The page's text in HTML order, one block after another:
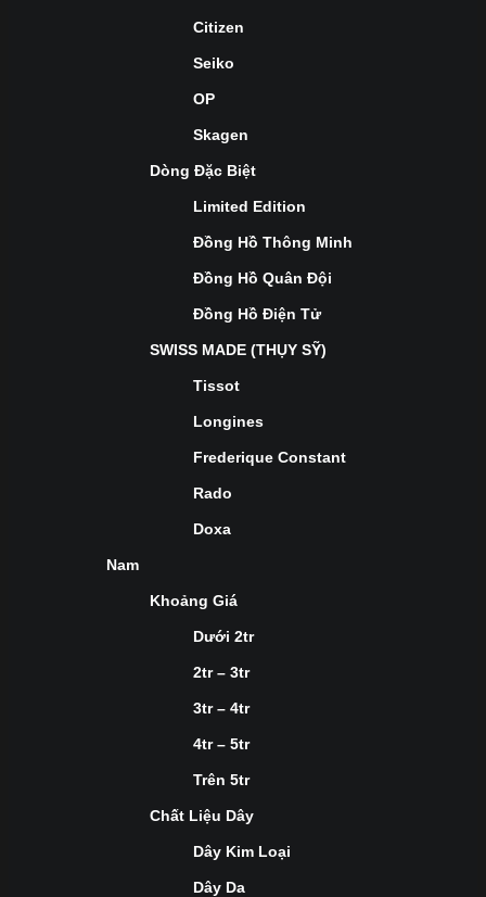
Citizen
Seiko
OP
Skagen
Dòng Đặc Biệt
Limited Edition
Đồng Hồ Thông Minh
Đồng Hồ Quân Đội
Đồng Hồ Điện Tử
SWISS MADE (THỤY SỸ)
Tissot
Longines
Frederique Constant
Rado
Doxa
Nam
Khoảng Giá
Dưới 2tr
2tr – 3tr
3tr – 4tr
4tr – 5tr
Trên 5tr
Chất Liệu Dây
Dây Kim Loại
Dây Da